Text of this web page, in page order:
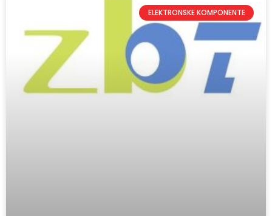
ELEKTRONSKE KOMPONENTE